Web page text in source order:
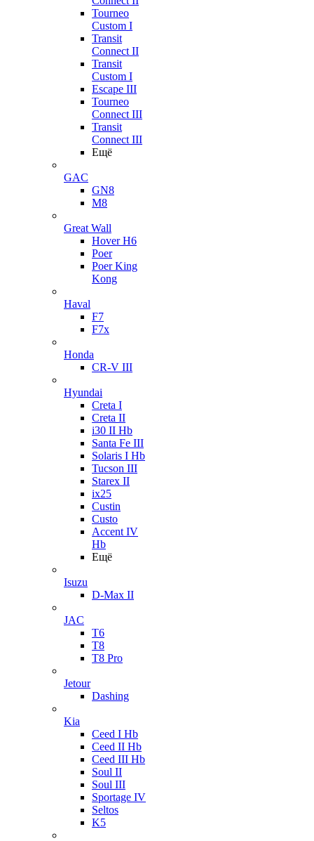
Tourneo
Custom I
Transit
Connect II
Transit
Custom I
Escape III
Tourneo
Connect III
Transit
Connect III
Ещё
GAC
GN8
M8
Great Wall
Hover H6
Poer
Poer King
Kong
Haval
F7
F7x
Honda
CR-V III
Hyundai
Creta I
Creta II
i30 II Hb
Santa Fe III
Solaris I Hb
Tucson III
Starex II
ix25
Custin
Custo
Accent IV
Hb
Ещё
Isuzu
D-Max II
JAC
T6
T8
T8 Pro
Jetour
Dashing
Kia
Ceed I Hb
Ceed II Hb
Ceed III Hb
Soul II
Soul III
Sportage IV
Seltos
K5